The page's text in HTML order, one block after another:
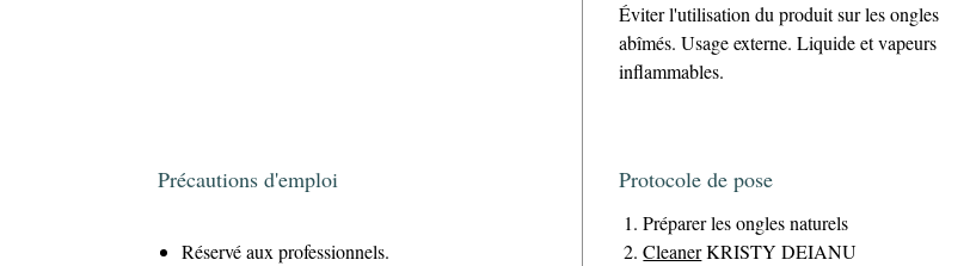
Éviter l'utilisation du produit sur les ongles
abîmés. Usage externe. Liquide et vapeurs
inflammables.
Précautions d'emploi
Réservé aux professionnels.
Protocole de pose
Préparer les ongles naturels
CleanerKRISTY DEIANU